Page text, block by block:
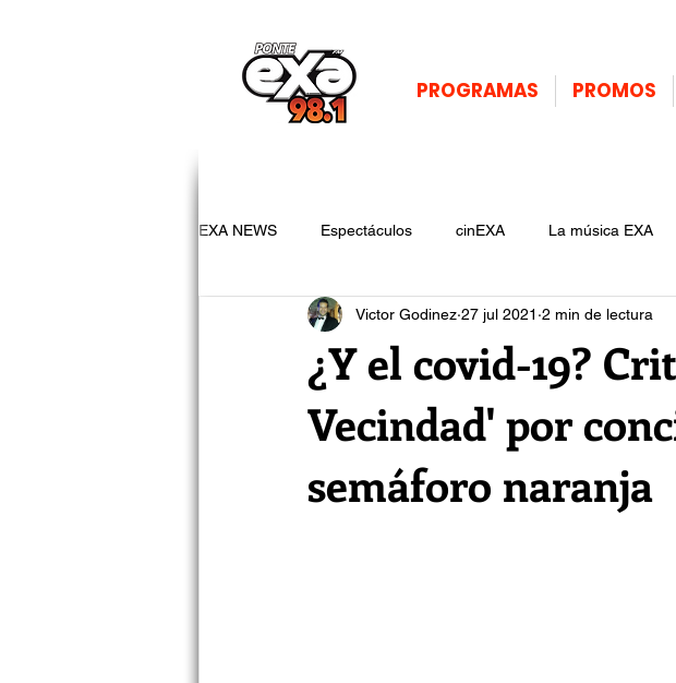
PROGRAMAS PROMOS
EXA NEWS Espectáculos cinEXA La música EXA
¿Y el covid-19?
Vecindad' por
semáforo naranja
Victor Godinez 27 jul 2021 2 min de lectura